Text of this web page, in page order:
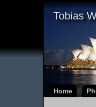
Tobias
Home